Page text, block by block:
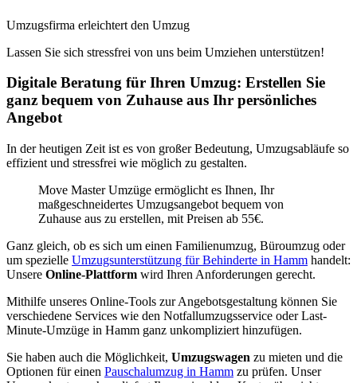
Umzugsfirma erleichtert den Umzug
Lassen Sie sich stressfrei von uns beim Umziehen unterstützen!
Digitale Beratung für Ihren Umzug: Erstellen Sie
ganz bequem von Zuhause aus Ihr persönliches
Angebot
In der heutigen Zeit ist es von großer Bedeutung, Umzugsabläufe so
effizient und stressfrei wie möglich zu gestalten.
Move Master Umzüge ermöglicht es Ihnen, Ihr
maßgeschneidertes Umzugsangebot bequem von
Zuhause aus zu erstellen, mit Preisen ab 55€.
Ganz gleich, ob es sich um einen Familienumzug, Büroumzug oder
um spezielle Umzugsunterstützung für Behinderte in Hamm handelt:
Unsere Online-Plattform wird Ihren Anforderungen gerecht.
Mithilfe unseres Online-Tools zur Angebotsgestaltung können Sie
verschiedene Services wie den Notfallumzugsservice oder Last-
Minute-Umzüge in Hamm ganz unkompliziert hinzufügen.
Sie haben auch die Möglichkeit, Umzugswagen zu mieten und die
Optionen für einen Pauschalumzug in Hamm zu prüfen. Unser